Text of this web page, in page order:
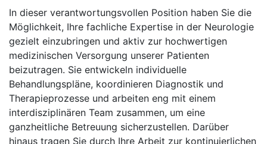
In dieser verantwortungsvollen Position haben Sie die
Möglichkeit, Ihre fachliche Expertise in der Neurologie
gezielt einzubringen und aktiv zur hochwertigen
medizinischen Versorgung unserer Patienten
beizutragen. Sie entwickeln individuelle
Behandlungspläne, koordinieren Diagnostik und
Therapieprozesse und arbeiten eng mit einem
interdisziplinären Team zusammen, um eine
ganzheitliche Betreuung sicherzustellen. Darüber
hinaus tragen Sie durch Ihre Arbeit zur kontinuierlichen